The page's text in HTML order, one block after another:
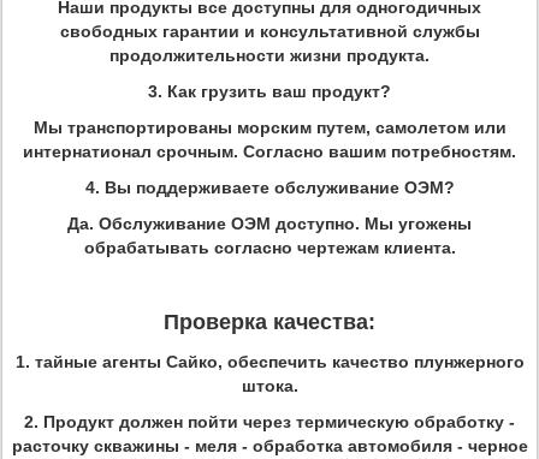
Наши продукты все доступны для одногодичных
свободных гарантии и консультативной службы
продолжительности жизни продукта.
3. Как грузить ваш продукт?
Мы транспортированы морским путем, самолетом или
интернатионал срочным. Согласно вашим потребностям.
4. Вы поддерживаете обслуживание ОЭМ?
Да. Обслуживание ОЭМ доступно. Мы угожены
обрабатывать согласно чертежам клиента.
Проверка качества:
1. тайные агенты Сайко, обеспечить качество плунжерного
штока.
2. Продукт должен пойти через термическую обработку -
расточку скважины - меля - обработка автомобиля - черное